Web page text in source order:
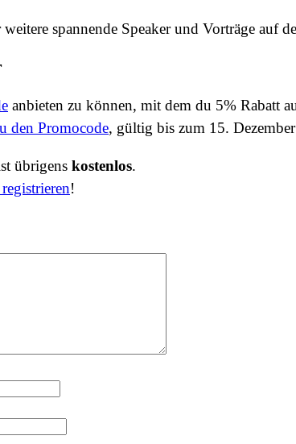
spannende Speaker und Vorträge
anbieten zu können, mit dem du 5% Rabatt
den Promocode, gültig bis zum 15.
übrigens kostenlos.
!